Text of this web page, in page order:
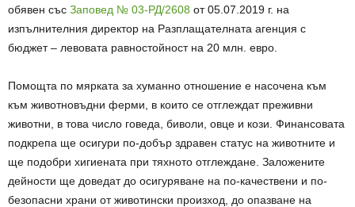
обявен със Заповед № 03-РД/2608 от 05.07.2019 г. на
изпълнителния директор на Разплащателната агенция с
бюджет – левовата равностойност на 20 млн. евро.
Помощта по мярката за хуманно отношение е насочена към
към животновъдни ферми, в които се отглеждат преживни
животни, в това число говеда, биволи, овце и кози. Финансовата
подкрепа ще осигури по-добър здравен статус на животните и
ще подобри хигиената при тяхното отглеждане. Заложените
дейности ще доведат до осигуряване на по-качествени и по-
безопасни храни от животински произход, до опазване на